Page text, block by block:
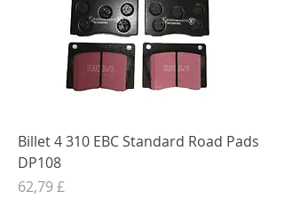
Billet 4 310 EBC Standard Road Pads
DP108
Preis
62,79 £